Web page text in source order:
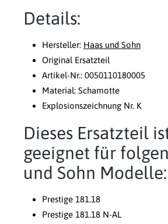
Details:
Hersteller: Haas und Sohn
Original Ersatzteil
Artikel-Nr.: 0050110180005
Material: Schamotte
Explosionszeichnung Nr. K
Dieses Ersatzteil
geeignet für
und Sohn Modelle:
Prestige 181.18
Prestige 181.18 N-AL